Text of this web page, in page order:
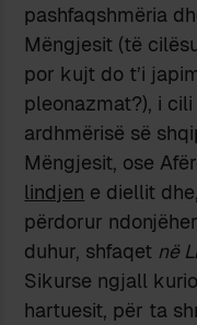
pashfaqshmëria
Mëngjesit (të
por kujt do t’i
pleonazmat?), i
ardhmërisë së
Mëngjesit, ose
lindjen e diellit
përdorur
duhur, shfaqet në
Sikurse ngjall
hartuesit, për ta